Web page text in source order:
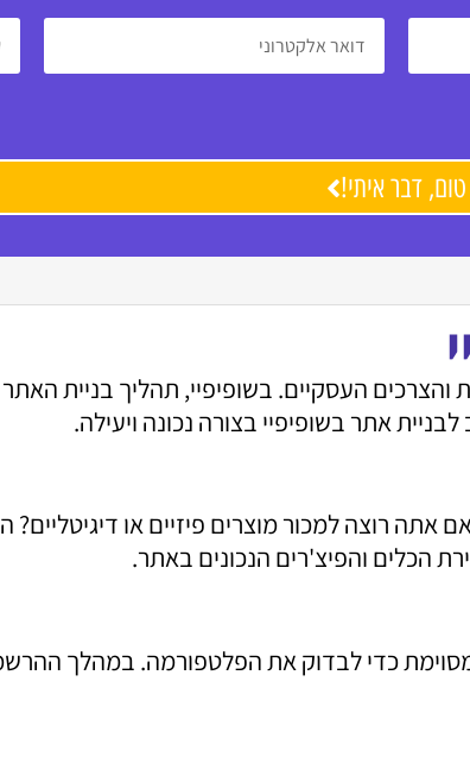
טום, דבר איתי!
העסקיים. בשופיפיי, תהליך בניית
אתר בשופיפיי בצורה נכונה ויעילה.
רוצה למכור מוצרים פיזיים או
הכלים והפיצ'רים הנכונים באתר.
מסוימת כדי לבדוק את הפלטפורמה. במהלך